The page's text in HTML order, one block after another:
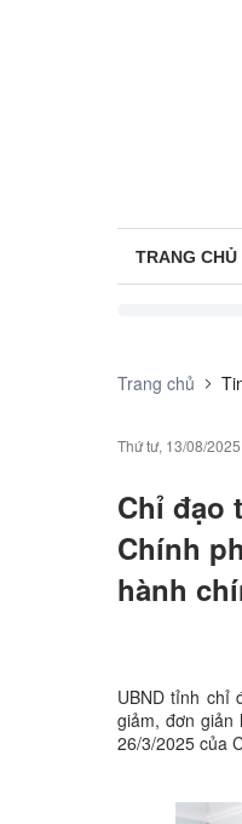
TRANG CHỦ
Trang chủ
Thứ tư, 13/08/2025
Chỉ đạo
Chính
hành
UBND tỉnh chỉ
giảm, đơn giản
26/3/2025 của